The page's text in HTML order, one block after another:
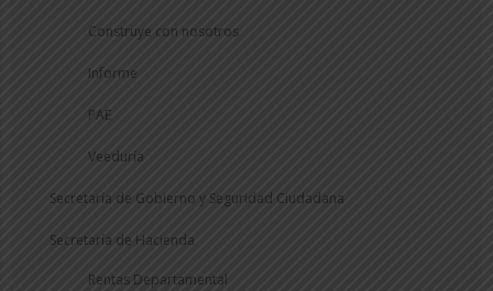
Construye con nosotros
Informe
PAE
Veeduría
Secretaría de Gobierno y Seguridad Ciudadana
Secretaría de Hacienda
Rentas Departamental